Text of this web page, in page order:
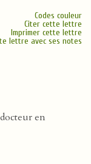
Codes couleur
Citer cette lettre
Imprimer cette lettre
lettre avec ses notes
en